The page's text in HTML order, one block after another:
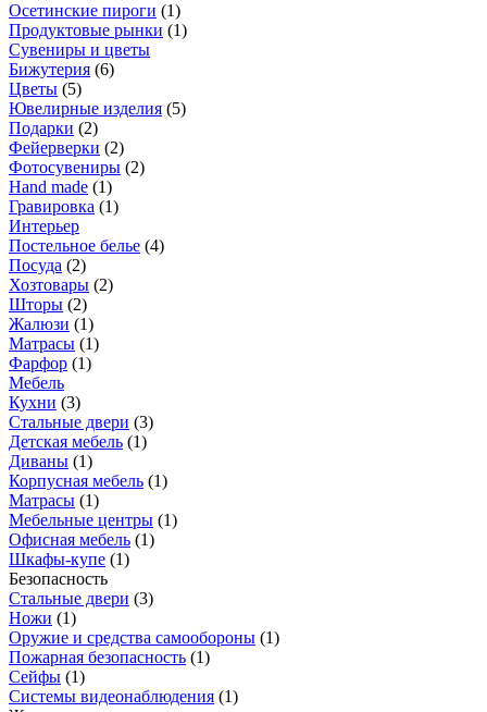
Осетинские пироги (1)
Продуктовые рынки (1)
Сувениры и цветы
Бижутерия (6)
Цветы (5)
Ювелирные изделия (5)
Подарки (2)
Фейерверки (2)
Фотосувениры (2)
Hand made (1)
Гравировка (1)
Интерьер
Постельное белье (4)
Посуда (2)
Хозтовары (2)
Шторы (2)
Жалюзи (1)
Матрасы (1)
Фарфор (1)
Мебель
Кухни (3)
Стальные двери (3)
Детская мебель (1)
Диваны (1)
Корпусная мебель (1)
Матрасы (1)
Мебельные центры (1)
Офисная мебель (1)
Шкафы-купе (1)
Безопасность
Стальные двери (3)
Ножи (1)
Оружие и средства самообороны (1)
Пожарная безопасность (1)
Сейфы (1)
Системы видеонаблюдения (1)